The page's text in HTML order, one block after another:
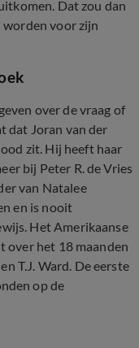
Dat zou dan
voor zijn
over de vraag of
dat Joran van der
zit. Hij heeft haar
bij Peter R. de Vries
van Natalee
en is nooit
Het Amerikaanse
over het 18 maanden
T.J. Ward. De eerste
op de